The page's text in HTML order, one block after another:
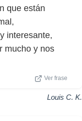
que están
interesante,
mucho y nos
Ver frase
Louis C. K.